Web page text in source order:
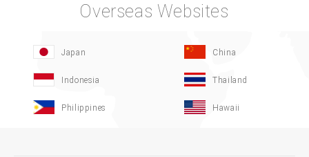
Overseas Websites
Japan China
Indonesia Thailand
Philippines Hawaii